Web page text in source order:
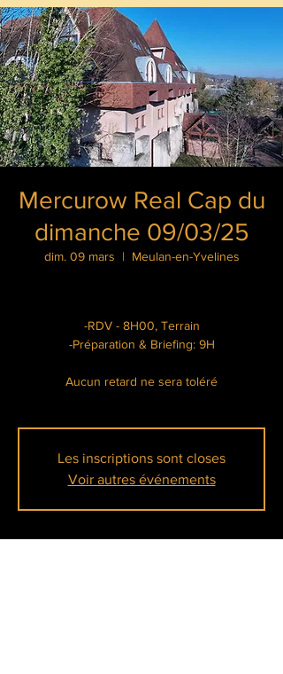
Mercurow Real Cap du
dimanche 09/03/25
dim. 09 mars
  |
Meulan-en-Yvelines
-RDV - 8H00, Terrain
-Préparation & Briefing: 9H
Aucun retard ne sera toléré
Les inscriptions sont closes
Voir autres événements